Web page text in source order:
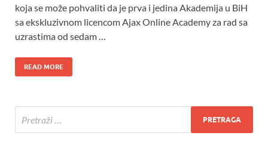
koja se može pohvaliti da je prva i jedina Akademija u BiH
sa ekskluzivnom licencom Ajax Online Academy za rad sa
uzrastima od sedam …
READ MORE